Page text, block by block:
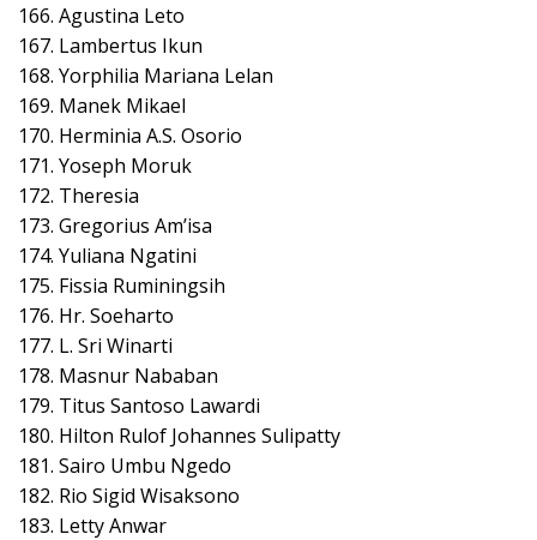
166. Agustina Leto
167. Lambertus Ikun
168. Yorphilia Mariana Lelan
169. Manek Mikael
170. Herminia A.S. Osorio
171. Yoseph Moruk
172. Theresia
173. Gregorius Am’isa
174. Yuliana Ngatini
175. Fissia Ruminingsih
176. Hr. Soeharto
177. L. Sri Winarti
178. Masnur Nababan
179. Titus Santoso Lawardi
180. Hilton Rulof Johannes Sulipatty
181. Sairo Umbu Ngedo
182. Rio Sigid Wisaksono
183. Letty Anwar